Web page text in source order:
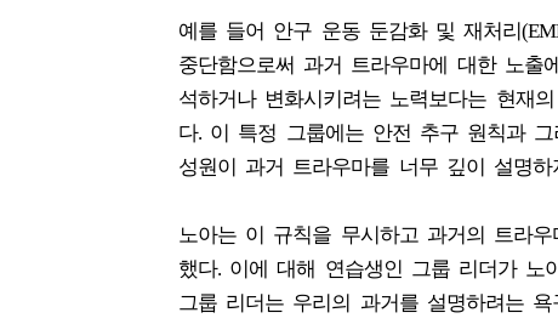
예를 들어 안구 운동 둔감화 및 재처리
중단함으로써 과거 트라우마에 대한 노출
석하거나 변화시키려는 노력보다는 현재
다. 이 특정 그룹에는 안전 추구 원칙과
성원이 과거 트라우마를 너무 깊이 설명
노아는 이 규칙을 무시하고 과거의 트라
했다. 이에 대해 연습생인 그룹 리더가 노
그룹 리더는 우리의 과거를 설명하려는